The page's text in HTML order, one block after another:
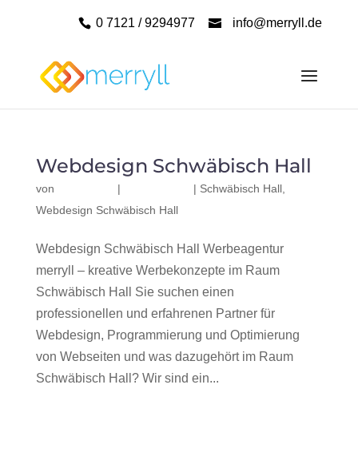
0 7121 / 9294977 info@merryll.de
Webdesign Schwäbisch Hall
von | | Schwäbisch Hall,
Webdesign Schwäbisch Hall
Webdesign Schwäbisch Hall Werbeagentur
merryll – kreative Werbekonzepte im Raum
Schwäbisch Hall Sie suchen einen
professionellen und erfahrenen Partner für
Webdesign, Programmierung und Optimierung
von Webseiten und was dazugehört im Raum
Schwäbisch Hall? Wir sind ein...